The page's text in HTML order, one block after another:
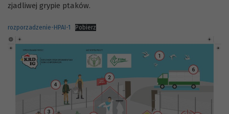
zjadliwej grypie ptaków.
rozporzadzenie-HPAI-1 Pobierz